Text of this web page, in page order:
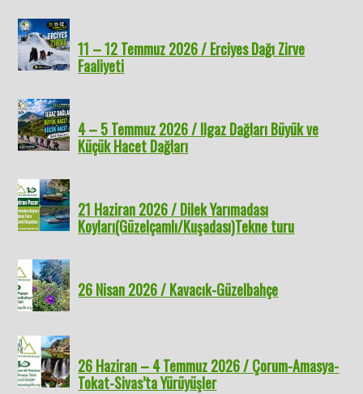
11 – 12 Temmuz 2026 / Erciyes Dağı Zirve
Faaliyeti
4 – 5 Temmuz 2026 / Ilgaz Dağları Büyük ve
Küçük Hacet Dağları
21 Haziran 2026 / Dilek Yarımadası
Koyları(Güzelçamlı/Kuşadası)Tekne turu
26 Nisan 2026 / Kavacık-Güzelbahçe
26 Haziran – 4 Temmuz 2026 / Çorum-Amasya-
Tokat-Sivas’ta Yürüyüşler